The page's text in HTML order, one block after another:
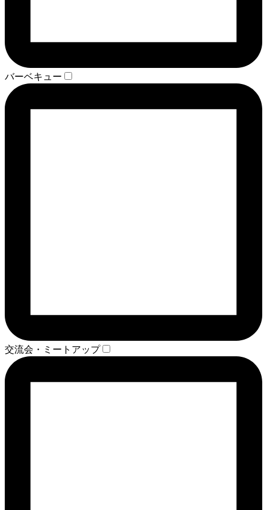
バーベキュー
交流会・ミートアップ